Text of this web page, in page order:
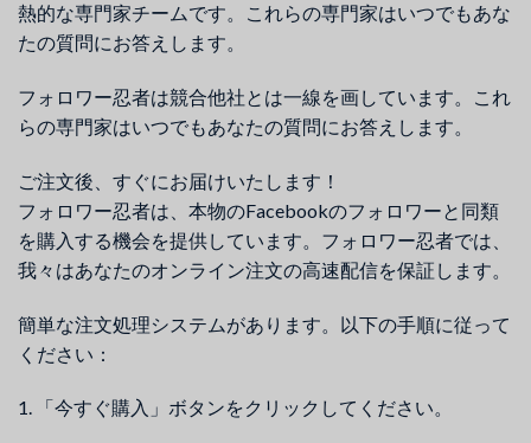
熱的な専門家チームです。これらの専門家はいつでもあな
たの質問にお答えします。
フォロワー忍者は競合他社とは一線を画しています。これ
らの専門家はいつでもあなたの質問にお答えします。
ご注文後、すぐにお届けいたします！
フォロワー忍者は、本物のFacebookのフォロワーと同類
を購入する機会を提供しています。フォロワー忍者では、
我々はあなたのオンライン注文の高速配信を保証します。
簡単な注文処理システムがあります。以下の手順に従って
ください：
1. 「今すぐ購入」ボタンをクリックしてください。